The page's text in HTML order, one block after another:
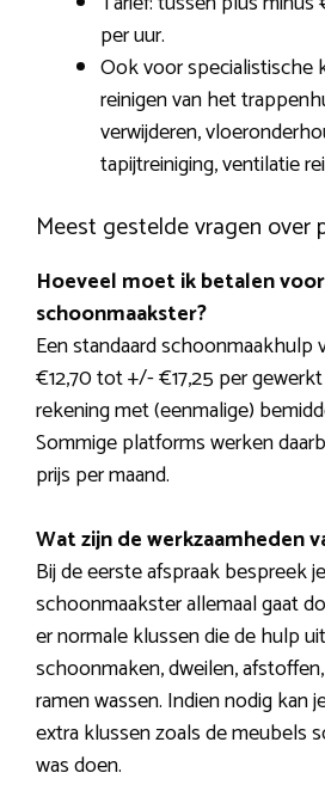
per uur.
Ook voor specialistische
reinigen van het
verwijderen,
tapijtreiniging, ventilatie
Meest gestelde vragen over
Hoeveel moet ik betalen
schoonmaakster?
Een standaard schoonmaakhulp
€12,70 tot +/- €17,25 per
rekening met (eenmalige)
Sommige platforms werken
prijs per maand.
Wat zijn de werkzaamheden
Bij de eerste afspraak bespreek
schoonmaakster allemaal gaat
er normale klussen die de hulp
schoonmaken, dweilen,
ramen wassen. Indien nodig kan
extra klussen zoals de meubels
was doen.